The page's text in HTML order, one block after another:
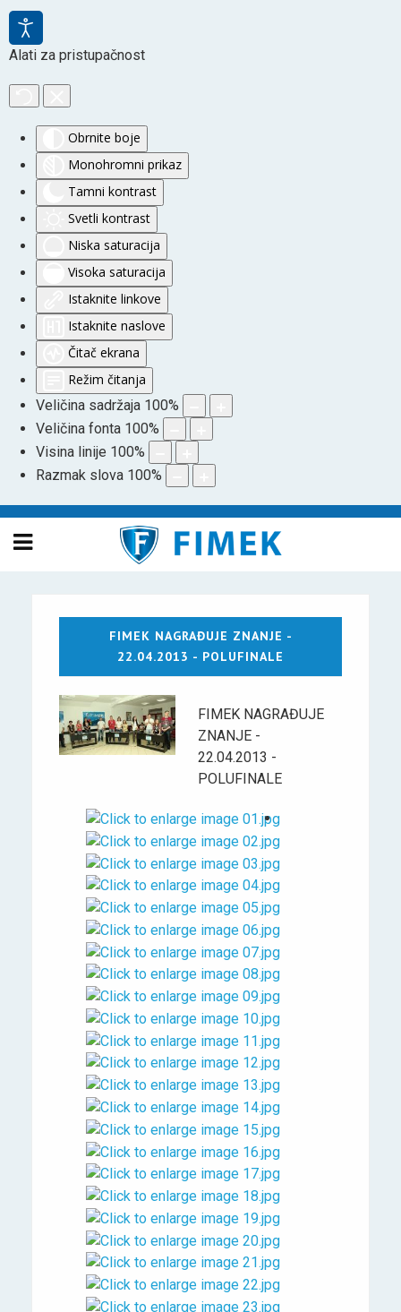
Alati za pristupačnost
Obrnite boje
Monohromni prikaz
Tamni kontrast
Svetli kontrast
Niska saturacija
Visoka saturacija
Istaknite linkove
Istaknite naslove
Čitač ekrana
Režim čitanja
Veličina sadržaja 100%
Veličina fonta 100%
Visina linije 100%
Razmak slova 100%
FIMEK NAGRAĐUJE ZNANJE -
22.04.2013 - POLUFINALE
FIMEK NAGRAĐUJE
ZNANJE -
22.04.2013 -
POLUFINALE